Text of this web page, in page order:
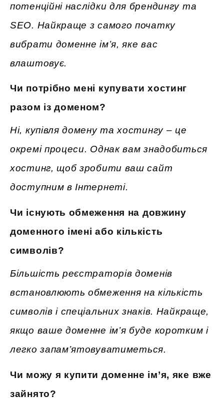
потенційні наслідки для брендингу та
SEO. Найкраще з самого початку
вибрати доменне ім’я, яке вас
влаштовує.
Чи потрібно мені купувати хостинг
разом із доменом?
Ні, купівля домену та хостингу – це
окремі процеси. Однак вам знадобиться
хостинг, щоб зробити ваш сайт
доступним в Інтернеті.
Чи існують обмеження на довжину
доменного імені або кількість
символів?
Більшість реєстраторів доменів
встановлюють обмеження на кількість
символів і спеціальних знаків. Найкраще,
якщо ваше доменне ім’я буде коротким і
легко запам’ятовуватиметься.
Чи можу я купити доменне ім’я, яке вже
зайнято?